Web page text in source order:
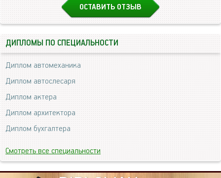
ОСТАВИТЬ ОТЗЫВ
ДИПЛОМЫ ПО СПЕЦИАЛЬНОСТИ
Диплом автомеханика
Диплом автослесаря
Диплом актера
Диплом архитектора
Диплом бухгалтера
Смотреть все специальности